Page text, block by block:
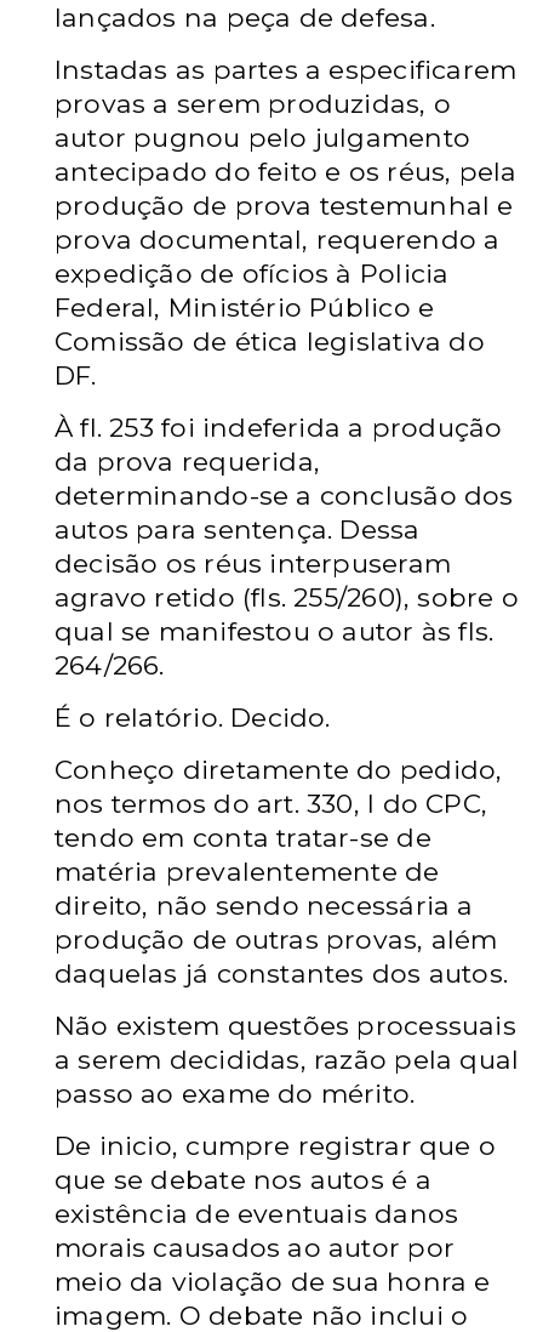
lançados na peça de defesa.
Instadas as partes a especificarem
provas a serem produzidas, o
autor pugnou pelo julgamento
antecipado do feito e os réus, pela
produção de prova testemunhal e
prova documental, requerendo a
expedição de ofícios à Policia
Federal, Ministério Público e
Comissão de ética legislativa do
DF.
À fl. 253 foi indeferida a produção
da prova requerida,
determinando-se a conclusão dos
autos para sentença. Dessa
decisão os réus interpuseram
agravo retido (fls. 255/260), sobre o
qual se manifestou o autor às fls.
264/266.
É o relatório. Decido.
Conheço diretamente do pedido,
nos termos do art. 330, I do CPC,
tendo em conta tratar-se de
matéria prevalentemente de
direito, não sendo necessária a
produção de outras provas, além
daquelas já constantes dos autos.
Não existem questões processuais
a serem decididas, razão pela qual
passo ao exame do mérito.
De inicio, cumpre registrar que o
que se debate nos autos é a
existência de eventuais danos
morais causados ao autor por
meio da violação de sua honra e
imagem. O debate não inclui o